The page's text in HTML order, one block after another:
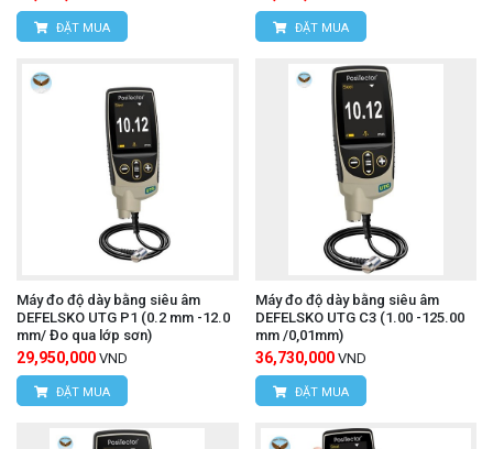
Website: www.hungnguyentech.vn
Địa chỉ:D7/6B đường Dương Đình Cúc, Xã Tân
Kiên, Huyện Bình Chánh, TP. Hồ Chí Minh.
Hotline: 0934.616.395
Email:vantien2307@gmail.com
Website:www.hungnguyentech.vn
Xem thêm:Ampe kìm UNI-T 2117R
ĐẶT MUA ĐẶT MUA
Máy đo độ dày bằng siêu âm
DEFELSKO UTG P1 (0.2 mm -12.0
mm/ Đo qua lớp sơn)
29,950,000 VND
ĐẶT MUA
Máy đo độ dày bằng siêu âm
DEFELSKO UTG C3 (1.00 -125.00
mm /0,01mm)
36,730,000 VND
ĐẶT MUA